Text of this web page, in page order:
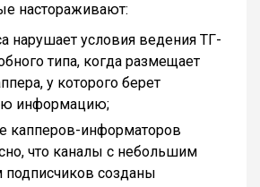
настораживают:
нарушает условия ведения ТГ-
типа, когда размещает
у которого берет
информацию;
капперов-информаторов
что каналы с небольшим
подписчиков созданы